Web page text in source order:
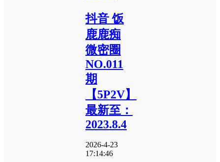
抖音 饭
鹿鹿痴
微密圈
NO.011
期
【5P2V】
最新至：
2023.8.4
2026-4-23
17:14:46